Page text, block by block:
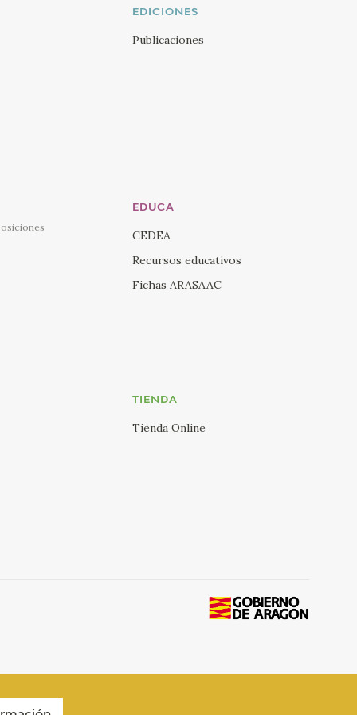
EDICIONES
Publicaciones
TIENDA
Tienda Online
EDUCA
CEDEA
Recursos educativos
Fichas ARASAAC